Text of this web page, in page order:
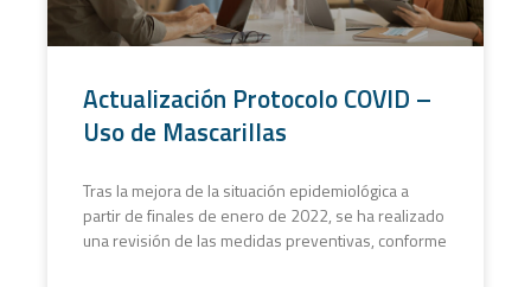
Actualización Protocolo COVID –
Uso de Mascarillas
Tras la mejora de la situación epidemiológica a
partir de finales de enero de 2022, se ha realizado
una revisión de las medidas preventivas, conforme